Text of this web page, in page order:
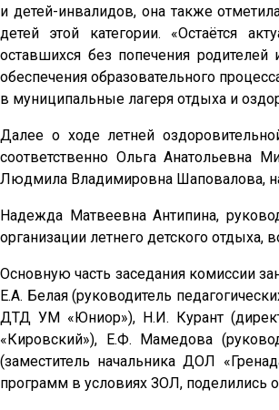
и детей-инвалидов, она также
детей этой категории. «Остаётся
оставшихся без попечения родителей
обеспечения образовательного
в муниципальные лагеря отдыха и
Далее о ходе летней
соответственно Ольга Анатольевна
Людмила Владимировна Шаповалова,
Надежда Матвеевна Антипина,
организации летнего детского
Основную часть заседания комиссии
Е.А. Белая (руководитель
ДТД УМ «Юниор»), Н.И. Курант
«Кировский»), Е.Ф. Мамедова
(заместитель начальника ДОЛ
программ в условиях ЗОЛ,